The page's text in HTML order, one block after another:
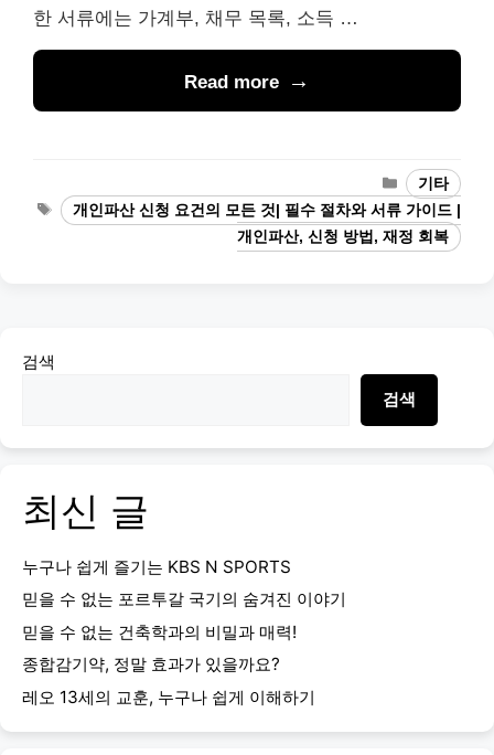
한 서류에는 가계부, 채무 목록, 소득 …
Read more
Categories
기타
Tags
개인파산 신청 요건의 모든 것| 필수 절차와 서류 가이드 |
개인파산, 신청 방법, 재정 회복
검색
검색
최신 글
누구나 쉽게 즐기는 KBS N SPORTS
믿을 수 없는 포르투갈 국기의 숨겨진 이야기
믿을 수 없는 건축학과의 비밀과 매력!
종합감기약, 정말 효과가 있을까요?
레오 13세의 교훈, 누구나 쉽게 이해하기